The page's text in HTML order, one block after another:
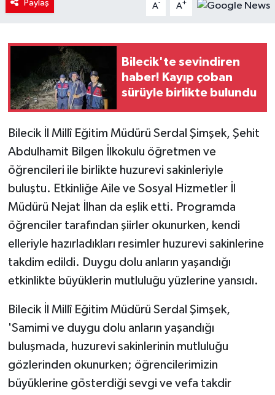
Paylaş A- A+
Bilecik'te sevindiren
haber! Kayıp çoban
sürüyle birlikte bulundu
Bilecik İl Millî Eğitim Müdürü Serdal Şimşek, Şehit
Abdulhamit Bilgen İlkokulu öğretmen ve
öğrencileri ile birlikte huzurevi sakinleriyle
buluştu. Etkinliğe Aile ve Sosyal Hizmetler İl
Müdürü Nejat İlhan da eşlik etti. Programda
öğrenciler tarafından şiirler okunurken, kendi
elleriyle hazırladıkları resimler huzurevi sakinlerine
takdim edildi. Duygu dolu anların yaşandığı
etkinlikte büyüklerin mutluluğu yüzlerine yansıdı.
Bilecik İl Millî Eğitim Müdürü Serdal Şimşek,
'Samimi ve duygu dolu anların yaşandığı
buluşmada, huzurevi sakinlerinin mutluluğu
gözlerinden okunurken; öğrencilerimizin
büyüklerine gösterdiği sevgi ve vefa takdir